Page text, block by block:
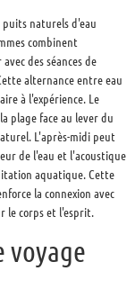
puits naturels d'eau
combinent
des séances de
alternance entre eau
à l'expérience. Le
plage face au lever du
L'après-midi peut
de l'eau et l'acoustique
aquatique. Cette
la connexion avec
le corps et l'esprit.
voyage